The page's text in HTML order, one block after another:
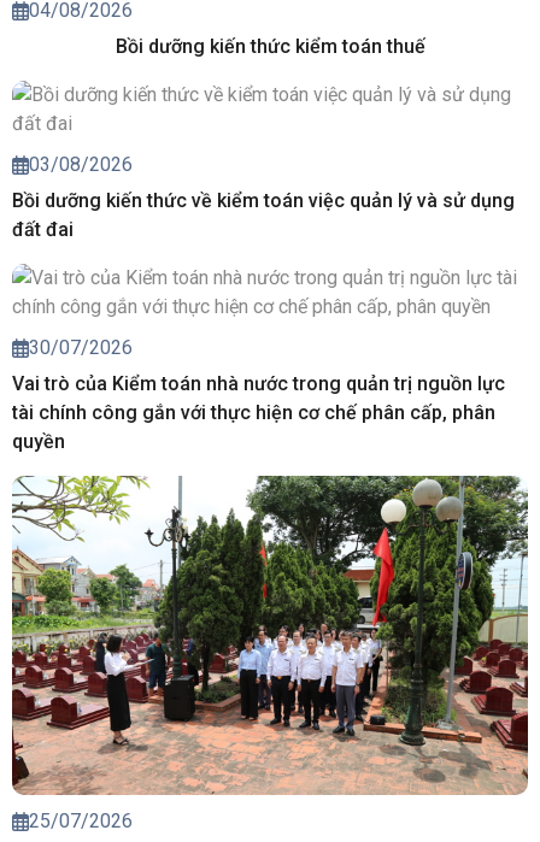
04/08/2026
Bồi dưỡng kiến thức kiểm toán thuế
03/08/2026
Bồi dưỡng kiến thức về kiểm toán việc quản lý và sử dụng
đất đai
30/07/2026
Vai trò của Kiểm toán nhà nước trong quản trị nguồn lực
tài chính công gắn với thực hiện cơ chế phân cấp, phân
quyền
25/07/2026